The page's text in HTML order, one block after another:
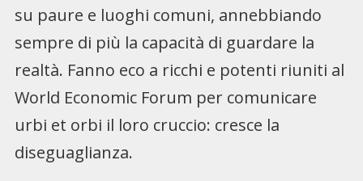
su paure e luoghi comuni, annebbiando
sempre di più la capacità di guardare la
realtà. Fanno eco a ricchi e potenti riuniti al
World Economic Forum per comunicare
urbi et orbi il loro cruccio: cresce la
diseguaglianza.